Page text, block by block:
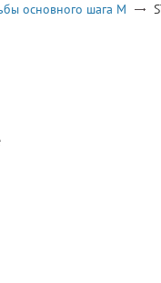
основного шага M